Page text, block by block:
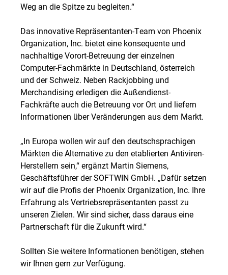
Weg an die Spitze zu begleiten.“
Das innovative Repräsentanten-Team von Phoenix
Organization, Inc. bietet eine konsequente und
nachhaltige Vorort-Betreuung der einzelnen
Computer-Fachmärkte in Deutschland, österreich
und der Schweiz. Neben Rackjobbing und
Merchandising erledigen die Außendienst-
Fachkräfte auch die Betreuung vor Ort und liefern
Informationen über Veränderungen aus dem Markt.
„In Europa wollen wir auf den deutschsprachigen
Märkten die Alternative zu den etablierten Antiviren-
Herstellern sein,“ ergänzt Martin Siemens,
Geschäftsführer der SOFTWIN GmbH. „Dafür setzen
wir auf die Profis der Phoenix Organization, Inc. Ihre
Erfahrung als Vertriebsrepräsentanten passt zu
unseren Zielen. Wir sind sicher, dass daraus eine
Partnerschaft für die Zukunft wird.“
Sollten Sie weitere Informationen benötigen, stehen
wir Ihnen gern zur Verfügung.